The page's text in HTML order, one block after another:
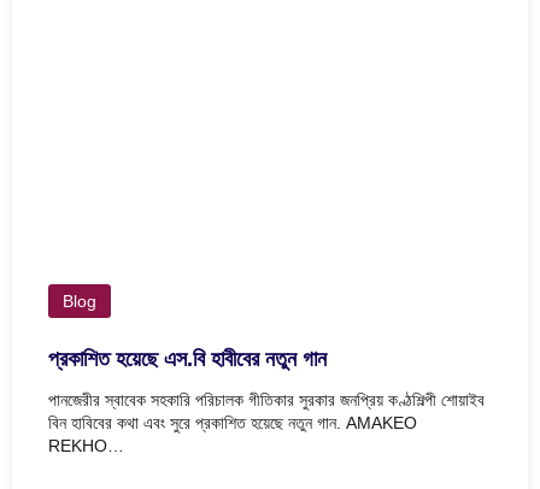
Blog
প্রকাশিত হয়েছে এস.বি হাবীবের নতুন গান
পানজেরীর স্বাবেক সহকারি পরিচালক গীতিকার সুরকার জনপ্রিয় কণ্ঠশিল্পী শোয়াইব
বিন হাবিবের কথা এবং সুরে প্রকাশিত হয়েছে নতুন গান. AMAKEO
REKHO…